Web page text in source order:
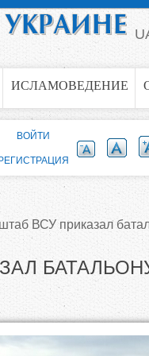
ИСЛАМОВЕДЕНИЕ
ВСУ приказал
ВОЙТИ
РЕГИСТРАЦИЯ